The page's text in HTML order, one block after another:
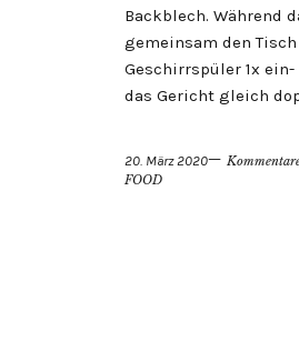
Backblech. Während
gemeinsam den
Geschirrspüler 1x
das Gericht gleich
20. März 2020
FOOD